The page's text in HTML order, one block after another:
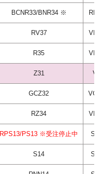
BCNR33/BNR34 ※
RV37
R35
Z31
GCZ32
RZ34
RPS13/PS13 ※受注停止中
S14